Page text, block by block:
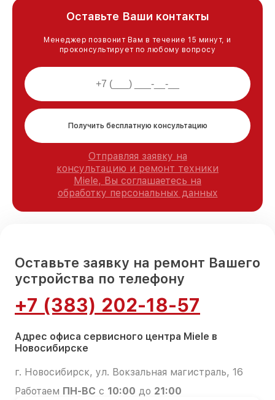
Оставьте Ваши контакты
Менеджер позвонит Вам в течение 15 минут, и
проконсультирует по любому вопросу
Получить бесплатную консультацию
Отправляя заявку на
консультацию и ремонт техники
Miele, Вы соглашаетесь на
обработку персональных данных
Оставьте заявку на ремонт Вашего
устройства по телефону
+7 (383) 202-18-57
Адрес офиса сервисного центра Miele в
Новосибирске
г. Новосибирск, ул. Вокзальная магистраль, 16
Работаем ПН-ВС с 10:00 до 21:00